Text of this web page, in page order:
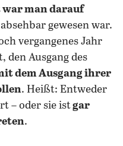
man darauf
gewesen war.
vergangenes Jahr
den Ausgang des
dem Ausgang ihrer
. Heißt: Entweder
– oder sie istgar
.